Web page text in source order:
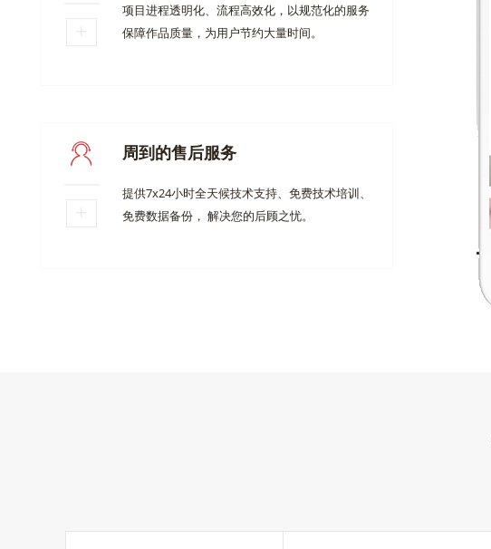
项目进程透明化、流程高效化，以规范化的服务
保障作品质量，为用户节约大量时间。
周到的售后服务
提供7x24小时全天候技术支持、免费技术培训、
免费数据备份， 解决您的后顾之忧。